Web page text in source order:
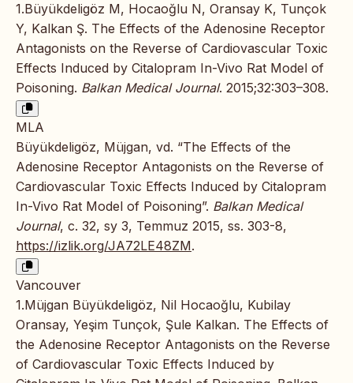
1.Büyükdeligöz M, Hocaoğlu N, Oransay K, Tunçok
Y, Kalkan Ş. The Effects of the Adenosine Receptor
Antagonists on the Reverse of Cardiovascular Toxic
Effects Induced by Citalopram In-Vivo Rat Model of
Poisoning. Balkan Medical Journal. 2015;32:303–308.
MLA
Büyükdeligöz, Müjgan, vd. “The Effects of the
Adenosine Receptor Antagonists on the Reverse of
Cardiovascular Toxic Effects Induced by Citalopram
In-Vivo Rat Model of Poisoning”. Balkan Medical
Journal, c. 32, sy 3, Temmuz 2015, ss. 303-8,
https://izlik.org/JA72LE48ZM.
Vancouver
1.Müjgan Büyükdeligöz, Nil Hocaoğlu, Kubilay
Oransay, Yeşim Tunçok, Şule Kalkan. The Effects of
the Adenosine Receptor Antagonists on the Reverse
of Cardiovascular Toxic Effects Induced by